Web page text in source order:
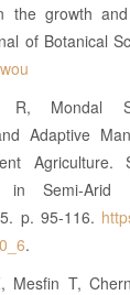
the growth
of Botanical
R, Mondal
Adaptive
Agriculture.
in Semi-Arid
p. 95-116.
.
Mesfin T,